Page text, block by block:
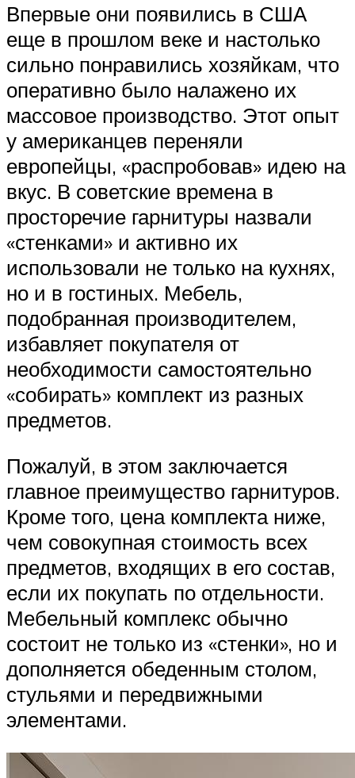
Впервые они появились в США
еще в прошлом веке и настолько
сильно понравились хозяйкам, что
оперативно было налажено их
массовое производство. Этот опыт
у американцев переняли
европейцы, «распробовав» идею на
вкус. В советские времена в
просторечие гарнитуры назвали
«стенками» и активно их
использовали не только на кухнях,
но и в гостиных. Мебель,
подобранная производителем,
избавляет покупателя от
необходимости самостоятельно
«собирать» комплект из разных
предметов.
Пожалуй, в этом заключается
главное преимущество гарнитуров.
Кроме того, цена комплекта ниже,
чем совокупная стоимость всех
предметов, входящих в его состав,
если их покупать по отдельности.
Мебельный комплекс обычно
состоит не только из «стенки», но и
дополняется обеденным столом,
стульями и передвижными
элементами.